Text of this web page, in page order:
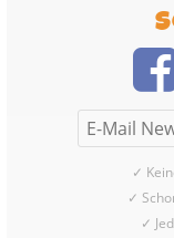
✓
✓
✓